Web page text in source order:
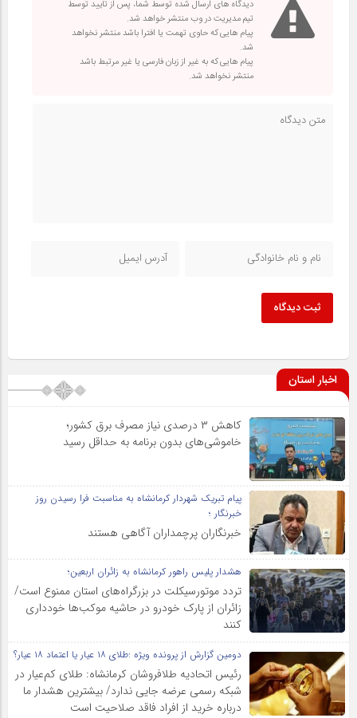
دیدگاه های ارسال شده توسط شما، پس از تایید توسط
تیم مدیریت در وب منتشر خواهد شد.
پیام هایی که حاوی تهمت یا افترا باشد منتشر نخواهد
شد.
پیام هایی که به غیر از زبان فارسی یا غیر مرتبط باشد
منتشر نخواهد شد.
ثبت دیدگاه
اخبار استان
کاهش ۳ درصدی نیاز مصرف برق کشور؛
خاموشی‌های بدون برنامه به حداقل رسید
پیام تبریک شهردار کرمانشاه به مناسبت فرا رسیدن روز
خبرنگار ؛
خبرنگاران پرچمداران آگاهی هستند
هشدار پلیس راهور کرمانشاه به زائران اربعین؛
تردد موتورسیکلت در بزرگراه‌های استان ممنوع است/
زائران از پارک خودرو در حاشیه موکب‌ها خودداری
کنند
دومین گزارش از پرونده ویژه :طلای ۱۸ عیار یا اعتماد ۱۸ عیار؟
رئیس اتحادیه طلافروشان کرمانشاه: طلای کم‌عیار در
شبکه رسمی عرضه جایی ندارد/ بیشترین هشدار ما
درباره خرید از افراد فاقد صلاحیت است